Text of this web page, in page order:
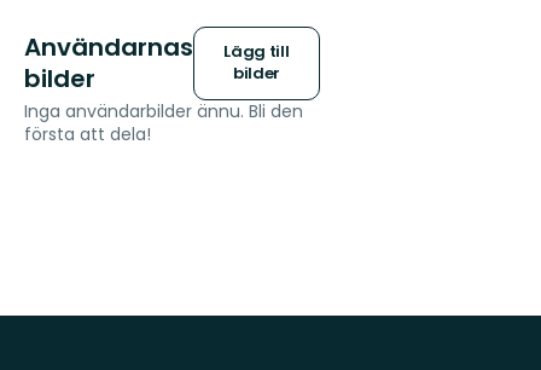
Användarnas
bilder
Lägg till
bilder
Inga användarbilder ännu. Bli den
första att dela!